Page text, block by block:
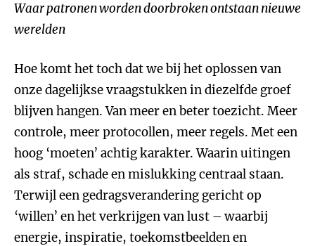
Waar patronen worden doorbroken ontstaan nieuwe
werelden
Hoe komt het toch dat we bij het oplossen van
onze dagelijkse vraagstukken in diezelfde groef
blijven hangen. Van meer en beter toezicht. Meer
controle, meer protocollen, meer regels. Met een
hoog ‘moeten’ achtig karakter. Waarin uitingen
als straf, schade en mislukking centraal staan.
Terwijl een gedragsverandering gericht op
‘willen’ en het verkrijgen van lust – waarbij
energie, inspiratie, toekomstbeelden en